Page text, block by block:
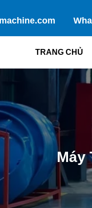
TRANG CHỦ
Máy